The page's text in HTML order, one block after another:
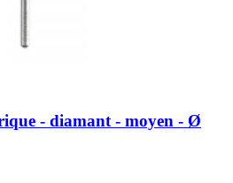
- diamant - moyen - Ø